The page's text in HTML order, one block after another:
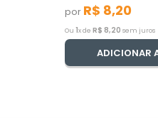
por R$ 8,20
Ou 1x de R$ 8,20 sem juros
ADICIONAR